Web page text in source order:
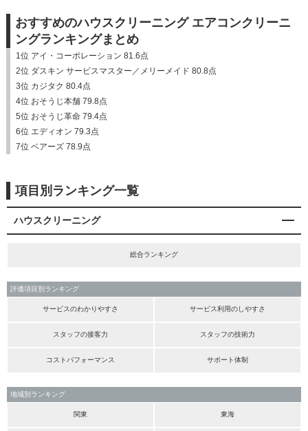
おすすめのハウスクリーニング エアコンクリーニ
ングランキングまとめ
1位 アイ・コーポレーション 81.6点
2位 ダスキン サービスマスター／メリーメイド 80.8点
3位 カジタク 80.4点
4位 おそうじ本舗 79.8点
5位 おそうじ革命 79.4点
6位 エディオン 79.3点
7位 ベアーズ 78.9点
項目別ランキング一覧
ハウスクリーニング
総合ランキング
評価項目別ランキング
サービスのわかりやすさ サービス利用のしやすさ
スタッフの接客力 スタッフの技術力
コストパフォーマンス サポート体制
地域別ランキング
関東 東海